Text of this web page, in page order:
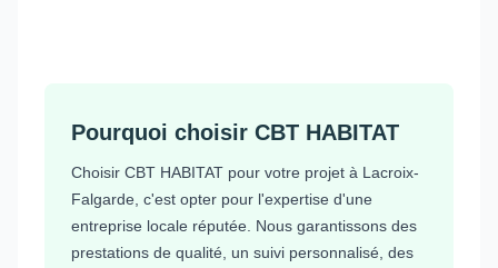
Pourquoi choisir CBT HABITAT
Choisir CBT HABITAT pour votre projet à Lacroix-
Falgarde, c'est opter pour l'expertise d'une
entreprise locale réputée. Nous garantissons des
prestations de qualité, un suivi personnalisé, des